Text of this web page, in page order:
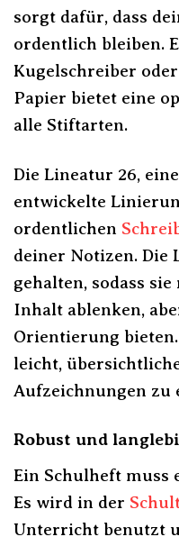
sorgt dafür, dass
ordentlich bleiben.
Kugelschreiber
Papier bietet eine
alle Stiftarten.
Die Lineatur 26,
entwickelte
ordentlichen
deiner Notizen. Die
gehalten, sodass
Inhalt ablenken,
Orientierung
leicht,
Aufzeichnungen zu
Robust und
Ein Schulheft muss
Es wird in der
Unterricht benutzt